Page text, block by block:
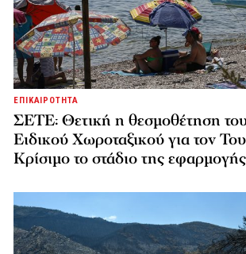
ΕΠΙΚΑΙΡΟΤΗΤΑ
ΣΕΤΕ: Θετική η θεσμοθέτηση
Ειδικού Χωροταξικού για τον
Κρίσιμο το στάδιο της εφαρμογής